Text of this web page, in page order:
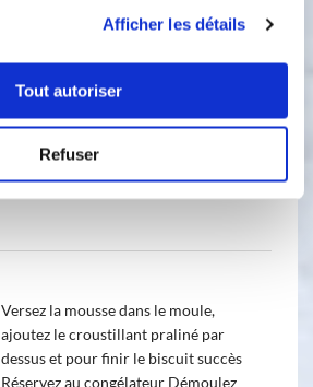
Afficher les détails
Tout autoriser
Refuser
Versez la mousse dans le moule,
ajoutez le croustillant praliné par
dessus et pour finir le biscuit succès
Réservez au congélateur Démoulez